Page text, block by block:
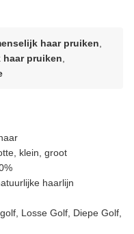
haar pruiken
pruiken
klein, groot
haarlijn
Losse Golf, Diepe Golf,